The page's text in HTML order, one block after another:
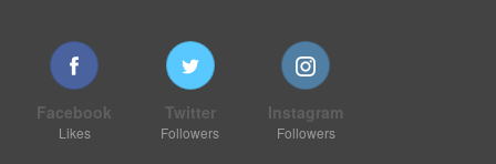
Facebook
Likes
Twitter
Followers
Instagram
Followers